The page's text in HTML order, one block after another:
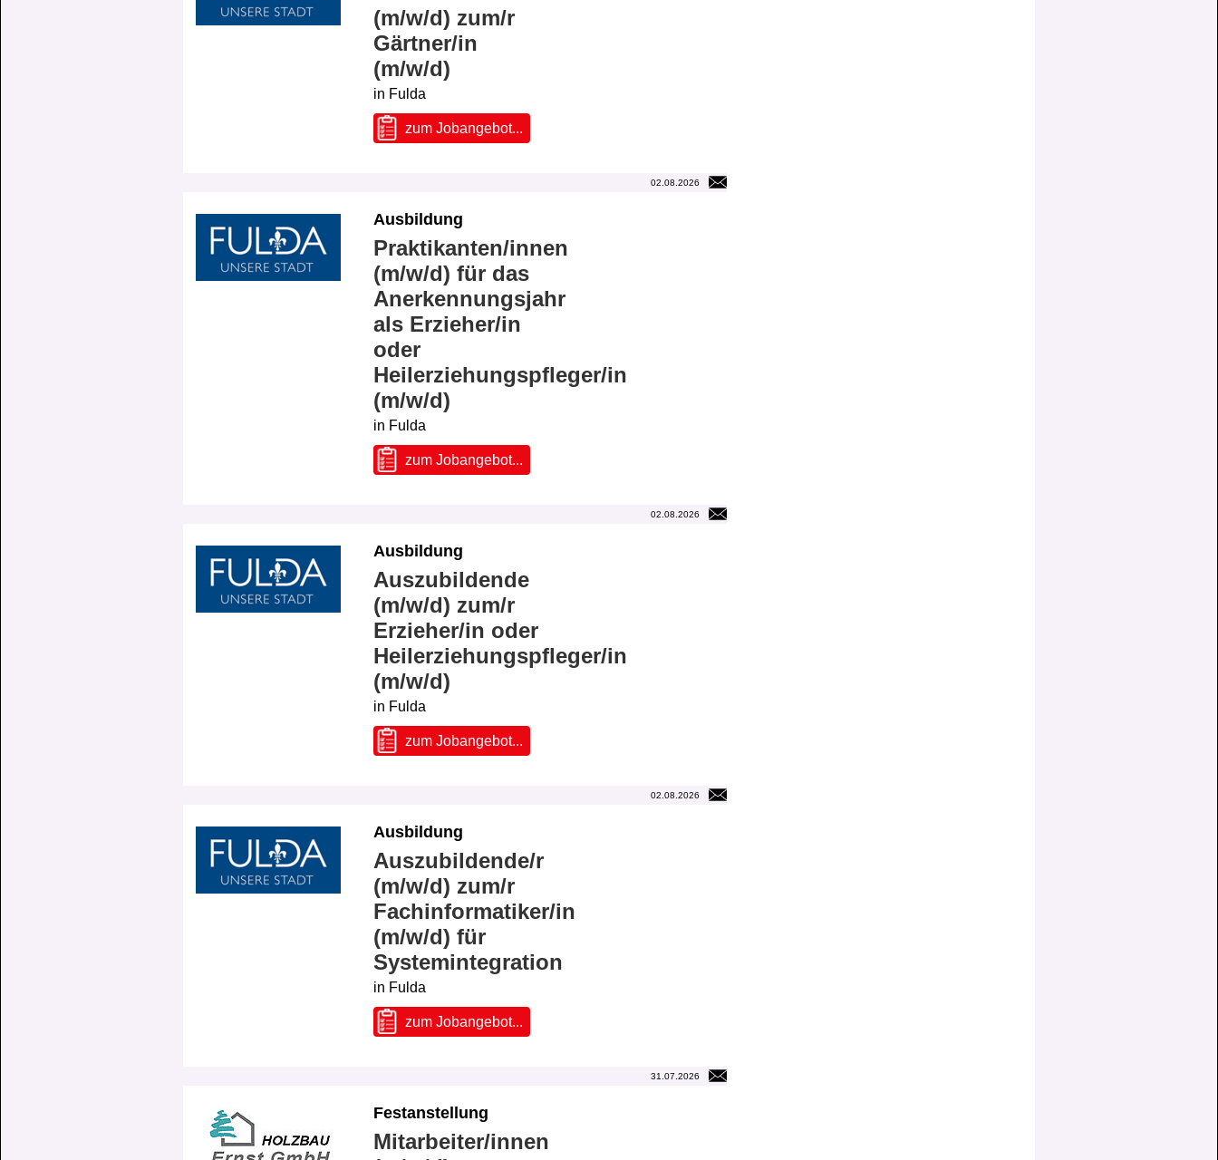
(m/w/d) zum/r
Gärtner/in
(m/w/d)
in Fulda
zum Jobangebot...
02.08.2026
Ausbildung
Praktikanten/innen
(m/w/d) für das
Anerkennungsjahr
als Erzieher/in
oder
Heilerziehungspfleger/in
(m/w/d)
in Fulda
zum Jobangebot...
02.08.2026
Ausbildung
Auszubildende
(m/w/d) zum/r
Erzieher/in oder
Heilerziehungspfleger/in
(m/w/d)
in Fulda
zum Jobangebot...
02.08.2026
Ausbildung
Auszubildende/r
(m/w/d) zum/r
Fachinformatiker/in
(m/w/d) für
Systemintegration
in Fulda
zum Jobangebot...
31.07.2026
Festanstellung
Mitarbeiter/innen